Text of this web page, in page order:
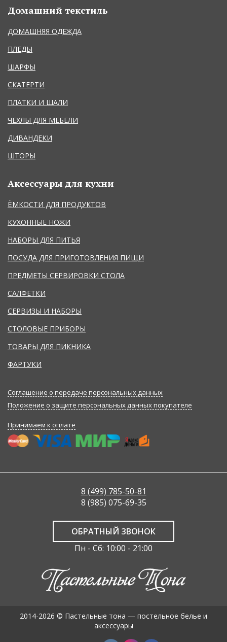
Домашний текстиль
ДОМАШНЯЯ ОДЕЖДА
ПЛЕДЫ
ШАРФЫ
СКАТЕРТИ
ПЛАТКИ И ШАЛИ
ЧЕХЛЫ ДЛЯ МЕБЕЛИ
ДИВАНДЕКИ
ШТОРЫ
Аксессуары для кухни
ЁМКОСТИ ДЛЯ ПРОДУКТОВ
КУХОННЫЕ НОЖИ
НАБОРЫ ДЛЯ ПИТЬЯ
ПОСУДА ДЛЯ ПРИГОТОВЛЕНИЯ ПИЩИ
ПРЕДМЕТЫ СЕРВИРОВКИ СТОЛА
САЛФЕТКИ
СЕРВИЗЫ И НАБОРЫ
СТОЛОВЫЕ ПРИБОРЫ
ТОВАРЫ ДЛЯ ПИКНИКА
ФАРТУКИ
Соглашение о передаче персональных данных
Положение о защите персональных данных покупателе
Принимаем к оплате
8 (499) 785-50-81
8 (985) 075-69-35
ОБРАТНЫЙ ЗВОНОК
Пн - Сб: 10:00 - 21:00
2014-2026 © Пастельные тона — постельное белье и
аксессуары